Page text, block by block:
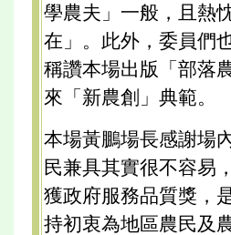
學農夫」一般，且熱
在」。此外，委員們
稱讚本場出版「部落
來「新農創」典範。
本場黃鵬場長感謝場
民兼具其實很不容易
獲政府服務品質獎，
持初衷為地區農民及